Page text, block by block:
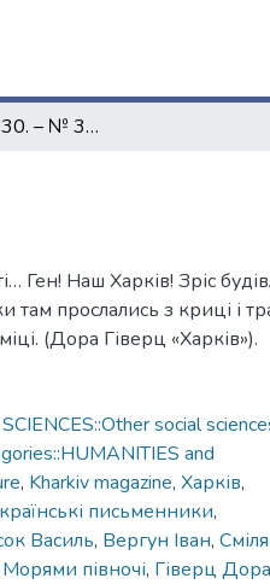
Молодняк. – 1930. – № 3 (39), березень
Ген! Наш Харків! Зріс
прослались з криці і
(Дора Гіверц «Харків»).
social
and
, Kharkiv magazine, Харків,
письменники,
Василь, Вергун Іван,
Морями півночі, Гіверц Дора